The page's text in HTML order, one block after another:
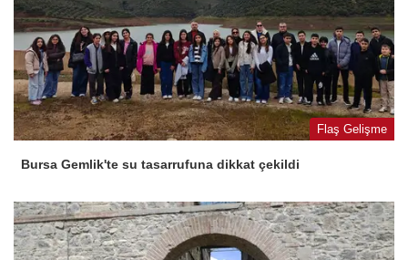
Flaş Gelişme
Bursa Gemlik'te su tasarrufuna dikkat çekildi